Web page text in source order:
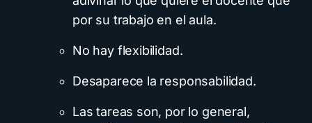
por su trabajo en el aula.
No hay flexibilidad.
Desaparece la responsabilidad.
Las tareas son, por lo general,